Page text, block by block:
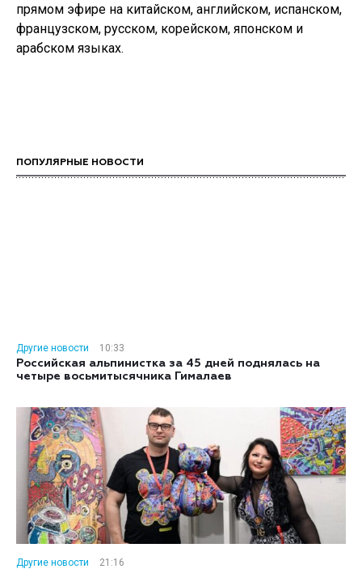
прямом эфире на китайском, английском, испанском,
французском, русском, корейском, японском и
арабском языках.
ПОПУЛЯРНЫЕ НОВОСТИ
Другие новости
10:33
Российская альпинистка за 45 дней поднялась на
четыре восьмитысячника Гималаев
Другие новости
21:16